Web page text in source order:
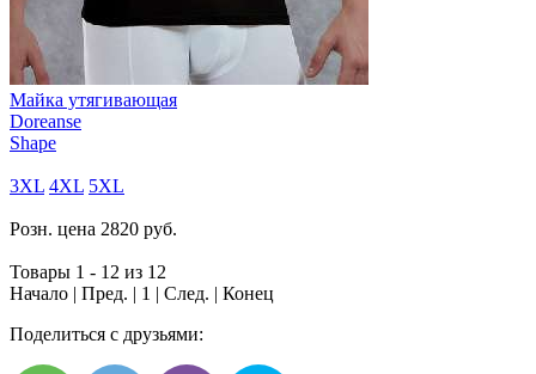
Майка утягивающая
Doreanse
Shape
3XL 4XL 5XL
Розн. цена 2820 руб.
Товары 1 - 12 из 12
Начало | Пред. | 1 | След. | Конец
Поделиться с друзьями: